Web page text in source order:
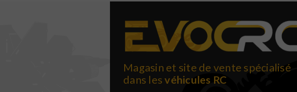
Magasin et site de vente spécialisé
dans lesvéhicules RC